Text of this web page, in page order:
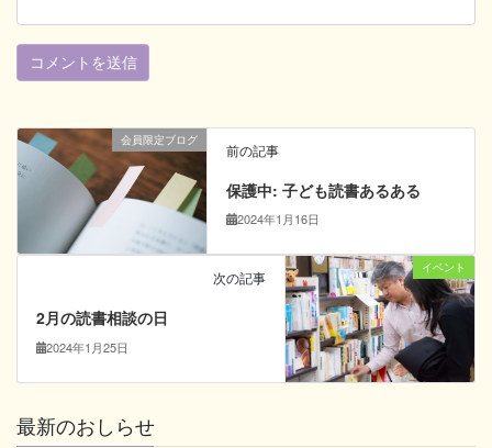
会員限定ブログ
前の記事
保護中: 子ども読書あるある
2024年1月16日
イベント
次の記事
2月の読書相談の日
2024年1月25日
最新のおしらせ